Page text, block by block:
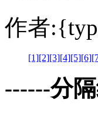
作者
[1][2][3][4][5][6]
------分